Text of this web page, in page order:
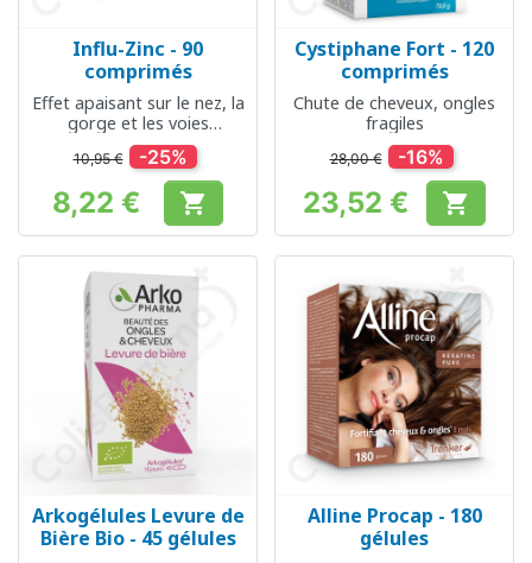
Influ-Zinc - 90
comprimés
Effet apaisant sur le nez, la
gorge et les voies
respiratoires
10,95 € -25%
Prix
8,22 € 
Cystiphane Fort - 120
comprimés
Chute de cheveux, ongles
fragiles
28,00 € -16%
Prix
23,52 € 
Arkogélules Levure de
Bière Bio - 45 gélules
Alline Procap - 180
gélules